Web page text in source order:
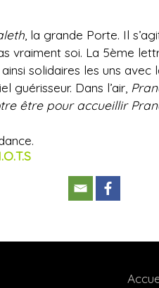
, la grande Porte. Il
vraiment soi. La 5ème
solidaires les uns avec
guérisseur. Dans l’air,
être pour accueillir